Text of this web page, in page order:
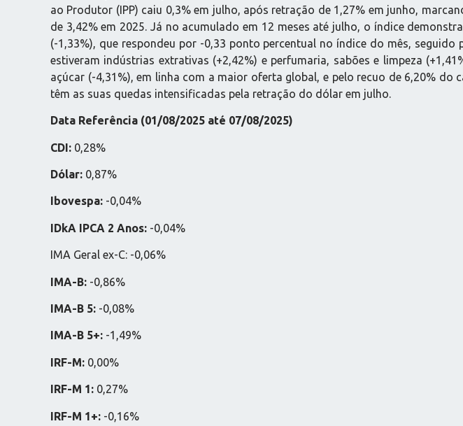
ao Produtor (IPP) caiu 0,3% em julho, após retração de 1,27% em junho,
de 3,42% em 2025. Já no acumulado em 12 meses até julho, o índice
(-1,33%), que respondeu por -0,33 ponto percentual no índice do mês,
estiveram indústrias extrativas (+2,42%) e perfumaria, sabões e limpeza
açúcar (-4,31%), em linha com a maior oferta global, e pelo recuo de 6,20%
têm as suas quedas intensificadas pela retração do dólar em julho.
Data Referência (01/08/2025 até 07/08/2025)
CDI: 0,28%
Dólar: 0,87%
Ibovespa: -0,04%
IDkA IPCA 2 Anos: -0,04%
IMA Geral ex-C: -0,06%
IMA-B: -0,86%
IMA-B 5: -0,08%
IMA-B 5+: -1,49%
IRF-M: 0,00%
IRF-M 1: 0,27%
IRF-M 1+: -0,16%